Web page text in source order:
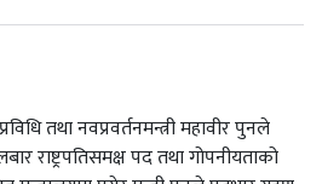
तथा नवप्रवर्तनमन्त्री महावीर पुनले
राष्ट्रपतिसमक्ष पद तथा गोपनीयताको